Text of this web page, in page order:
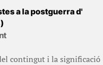
a la postguerra d'
contingut i la significació